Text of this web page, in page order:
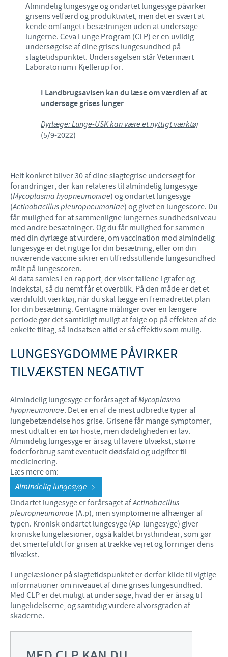
Almindelig lungesyge og ondartet lungesyge påvirker
grisens velfærd og produktivitet, men det er svært at
kende omfanget i besætningen uden at undersøge
lungerne. Ceva Lunge Program (CLP) er en uvildig
undersøgelse af dine grises lungesundhed på
slagtetidspunktet. Undersøgelsen står Veterinært
Laboratorium i Kjellerup for.
I Landbrugsavisen kan du læse om værdien af at
undersøge grises lunger
Dyrlæge: Lunge-USK kan være et nyttigt værktøj
(5/9-2022)
Helt konkret bliver 30 af dine slagtegrise undersøgt for
forandringer, der kan relateres til almindelig lungesyge
(Mycoplasma hyopneumoniae) og ondartet lungesyge
(Actinobacillus pleuropneumoniae) og givet en lungescore. Du
får mulighed for at sammenligne lungernes sundhedsniveau
med andre besætninger. Og du får mulighed for sammen
med din dyrlæge at vurdere, om vaccination mod almindelig
lungesyge er det rigtige for din besætning, eller om din
nuværende vaccine sikrer en tilfredsstillende lungesundhed
målt på lungescoren.
Al data samles i en rapport, der viser tallene i grafer og
indekstal, så du nemt får et overblik. På den måde er det et
værdifuldt værktøj, når du skal lægge en fremadrettet plan
for din besætning. Gentagne målinger over en længere
periode gør det samtidigt muligt at følge op på effekten af de
enkelte tiltag, så indsatsen altid er så effektiv som mulig.
LUNGESYGDOMME PÅVIRKER
TILVÆKSTEN NEGATIVT
Almindelig lungesyge er forårsaget afMycoplasma
hyopneumoniae. Det er en af de mest udbredte typer af
lungebetændelse hos grise. Grisene får mange symptomer,
mest udtalt er en tør hoste, men dødeligheden er lav.
Almindelig lungesyge er årsag til lavere tilvækst, større
foderforbrug samt eventuelt dødsfald og udgifter til
medicinering.
Læs mere om:
Almindelig lungesyge
Ondartet lungesyge er forårsaget afActinobacillus
pleuropneumoniae (A.p), men symptomerne afhænger af
typen. Kronisk ondartet lungesyge (Ap-lungesyge) giver
kroniske lungelæsioner, også kaldet brysthindear, som gør
det smertefuldt for grisen at trække vejret og forringer dens
tilvækst.
Lungelæsioner på slagtetidspunktet er derfor kilde til vigtige
informationer om niveauet af dine grises lungesundhed.
Med CLP er det muligt at undersøge, hvad der er årsag til
lungelidelserne, og samtidig vurdere alvorsgraden af
skaderne.